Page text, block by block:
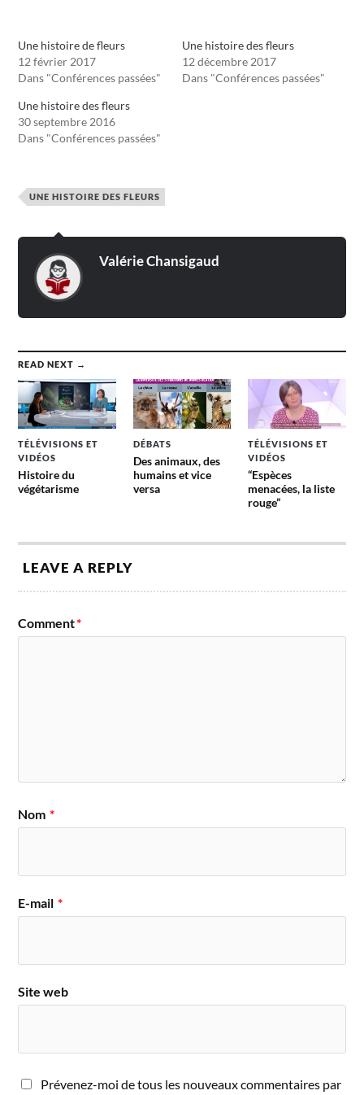
Une histoire de fleurs
12 février 2017
Dans "Conférences passées"
Une histoire des fleurs
12 décembre 2017
Dans "Conférences passées"
Une histoire des fleurs
30 septembre 2016
Dans "Conférences passées"
UNE HISTOIRE DES FLEURS
Valérie Chansigaud
READ NEXT →
TÉLÉVISIONS ET
VIDÉOS
Histoire du
végétarisme
DÉBATS
Des animaux, des
humains et vice
versa
TÉLÉVISIONS ET
VIDÉOS
“Espèces
menacées, la liste
rouge”
LEAVE A REPLY
Comment*
Nom *
E-mail *
Site web
Prévenez-moi de tous les nouveaux commentaires par